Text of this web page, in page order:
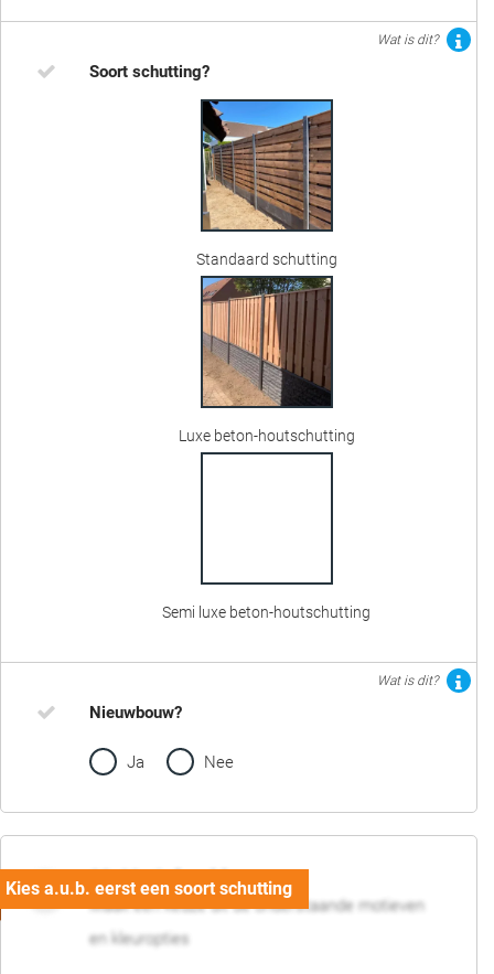
Wat is dit?
Soort schutting?
Standaard schutting
Luxe beton-houtschutting
Semi luxe beton-houtschutting
Wat is dit?
Nieuwbouw?
Ja Nee
02. Motief en kleur
Maak een keuze uit de onderstaande motieven
en kleuropties